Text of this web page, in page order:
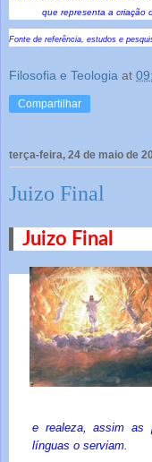
que representa a criação
Fonte de referência, estudos e
Filosofia e Teologia at
Compartilhar
terça-feira, 24 de maio de
Juizo Final
Juizo Final
e realeza, assim as
línguas o serviam.